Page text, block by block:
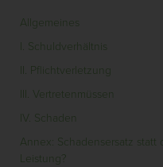
Allgemeines
I. Schuldverhältnis
II. Pflichtverletzung
III. Vertretenmüssen
IV. Schaden
Annex: Schadensersatz
Leistung?